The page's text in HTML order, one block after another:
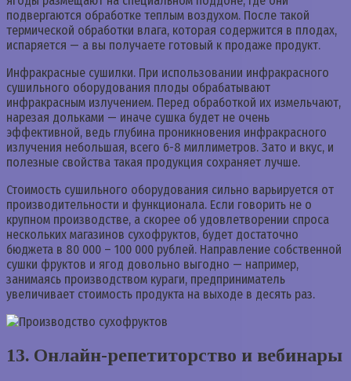
подвергаются обработке теплым воздухом. После такой
термической обработки влага, которая содержится в плодах,
испаряется — а вы получаете готовый к продаже продукт.
Инфракрасные сушилки. При использовании инфракрасного
сушильного оборудования плоды обрабатывают
инфракрасным излучением. Перед обработкой их измельчают,
нарезая дольками — иначе сушка будет не очень
эффективной, ведь глубина проникновения инфракрасного
излучения небольшая, всего 6-8 миллиметров. Зато и вкус, и
полезные свойства такая продукция сохраняет лучше.
Стоимость сушильного оборудования сильно варьируется от
производительности и функционала. Если говорить не о
крупном производстве, а скорее об удовлетворении спроса
нескольких магазинов сухофруктов, будет достаточно
бюджета в 80 000 – 100 000 рублей. Направление собственной
сушки фруктов и ягод довольно выгодно — например,
занимаясь производством кураги, предприниматель
увеличивает стоимость продукта на выходе в десять раз.
13. Онлайн-репетиторство и вебинары